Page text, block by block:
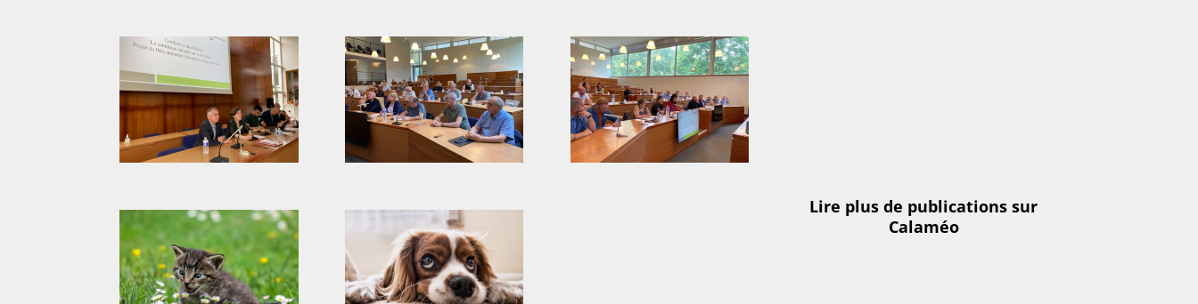
Lire plus de publications sur
Calaméo